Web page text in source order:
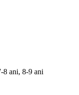
8 ani, 8-9 ani